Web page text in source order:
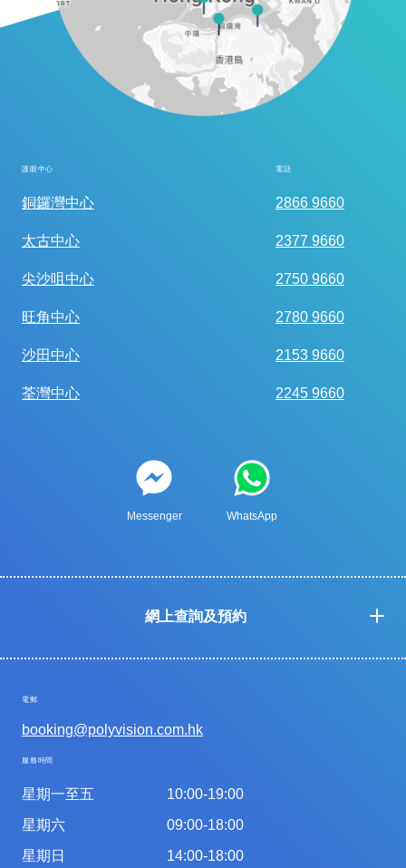
護眼中心 電話
銅鑼灣中心 2866 9660
太古中心 2377 9660
尖沙咀中心 2750 9660
旺角中心 2780 9660
沙田中心 2153 9660
荃灣中心 2245 9660
Messenger WhatsApp
網上查詢及預約
電郵
booking@polyvision.com.hk
服務時間
星期一至五
星期六
星期日
10:00-19:00
09:00-18:00
14:00-18:00